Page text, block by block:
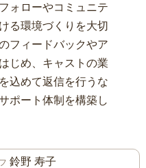
ォローやコミュニテ
る環境づくりを大切
フィードバックやア
じめ、キャストの業
込めて返信を行うな
ポート体制を構築し
鈴野 寿子